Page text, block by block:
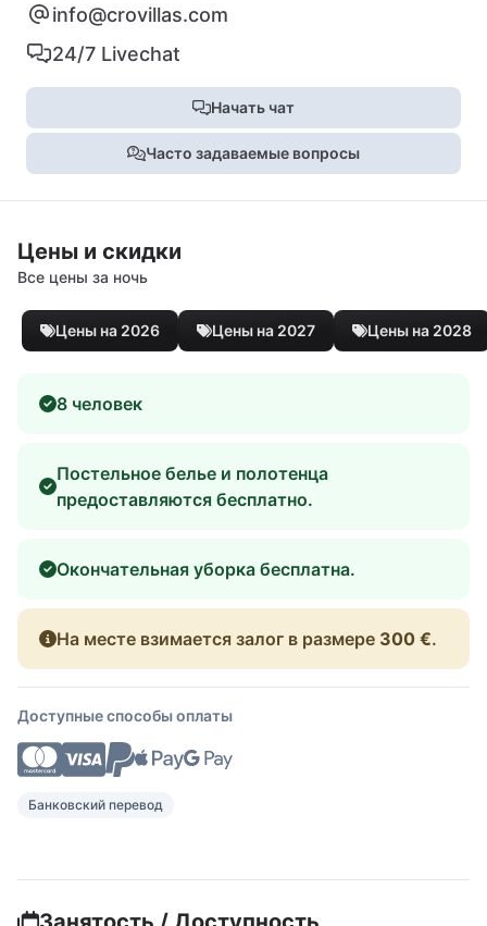
info@crovillas.com
24/7 Livechat
Начать чат
Часто задаваемые вопросы
Цены и скидки
Все цены за ночь
Цены на 2026 Цены на 2027 Цены на 2028
8 человек
Постельное белье и полотенца
предоставляются бесплатно.
Окончательная уборка бесплатна.
На месте взимается залог в размере 300 €.
Доступные способы оплаты
Банковский перевод